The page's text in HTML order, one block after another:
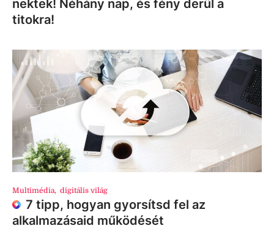
nektek! Néhány nap, és fény derül a
titokra!
Multimédia, digitális világ
7 tipp, hogyan gyorsítsd fel az
alkalmazásaid működését